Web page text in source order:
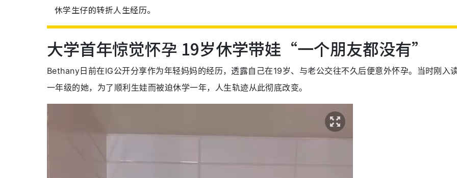
休学生仔的转折人生经历。
大学首年惊觉怀孕 19岁休学带娃“一个朋友都没有”
Bethany日前在IG公开分享作为年轻妈妈的经历，透露自己在19岁、与老公交往不久后便意外怀孕。当时刚入
一年级的她，为了顺利生娃而被迫休学一年，人生轨迹从此彻底改变。